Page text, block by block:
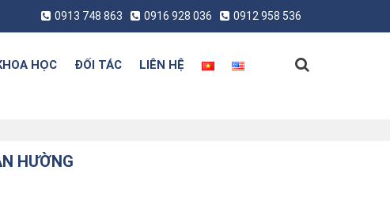
0913 748 863 0916 928 036 0912 958 536
HỌC ĐỐI TÁC LIÊN HỆ
HƯỜNG